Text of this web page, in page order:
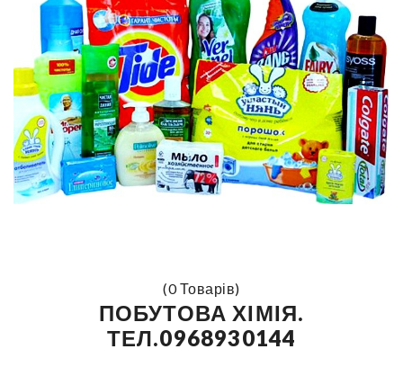
(0 Товарів)
ПОБУТОВА ХІМІЯ.
ТЕЛ.0968930144